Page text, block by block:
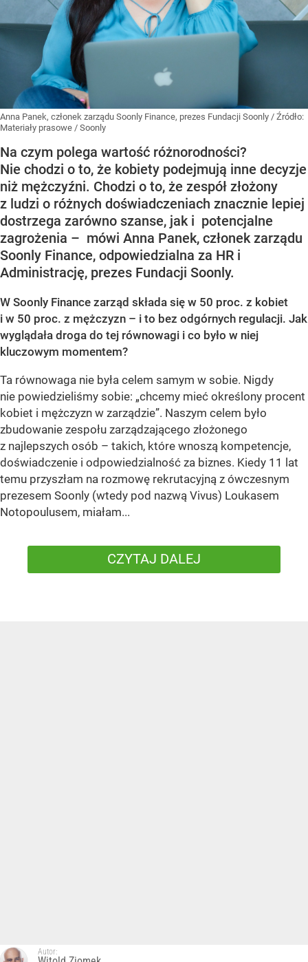
Anna Panek, członek zarządu Soonly Finance, prezes Fundacji Soonly / Źródło:
Materiały prasowe / Soonly
Na czym polega wartość różnorodności?
Nie chodzi o to, że kobiety podejmują inne decyzje
niż mężczyźni. Chodzi o to, że zespół złożony
z ludzi o różnych doświadczeniach znacznie lepiej
dostrzega zarówno szanse, jak i potencjalne
zagrożenia – mówi Anna Panek, członek zarządu
Soonly Finance, odpowiedzialna za HR i
Administrację, prezes Fundacji Soonly.
W Soonly Finance zarząd składa się w 50 proc. z kobiet
i w 50 proc. z mężczyzn – i to bez odgórnych regulacji. Jak
wyglądała droga do tej równowagi i co było w niej
kluczowym momentem?
Ta równowaga nie była celem samym w sobie. Nigdy
nie powiedzieliśmy sobie: „chcemy mieć określony procent
kobiet i mężczyzn w zarządzie”. Naszym celem było
zbudowanie zespołu zarządzającego złożonego
z najlepszych osób – takich, które wnoszą kompetencje,
doświadczenie i odpowiedzialność za biznes. Kiedy 11 lat
temu przyszłam na rozmowę rekrutacyjną z ówczesnym
prezesem Soonly (wtedy pod nazwą Vivus) Loukasem
Notopoulusem, miałam...
CZYTAJ DALEJ
Autor: